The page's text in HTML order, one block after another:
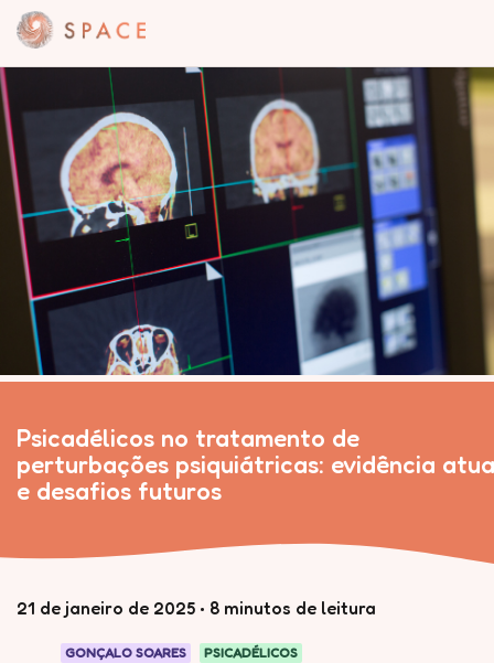
Psicadélicos no tratamento de
perturbações psiquiátricas: evidência
e desafios futuros
21 de janeiro de 2025 • 8 minutos de leitura
GONÇALO SOARES PSICADÉLICOS